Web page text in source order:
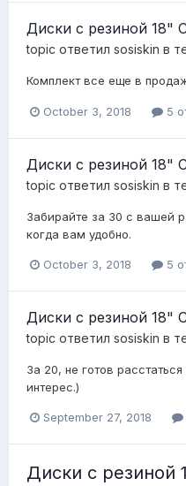
Диски с резиной 18"
topic ответил sosiskin в
Комплект все еще в
October 3, 2018 5
Диски с резиной 18"
topic ответил sosiskin в
Забирайте за 30 с вашей
когда вам удобно.
October 3, 2018 5
Диски с резиной 18"
topic ответил sosiskin в
За 20, не готов
интерес.)
September 27, 2018
Диски с резиной